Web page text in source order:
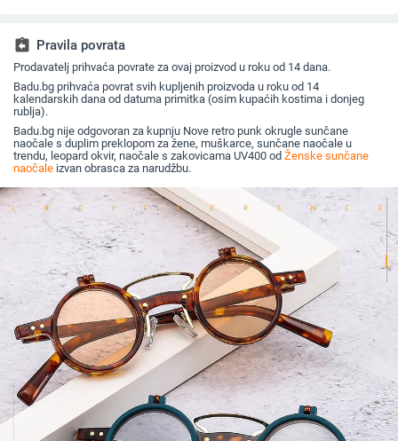
hip hop sunčane
naočale u uličnom
stilu
jedinstvene sunčane
naočale
assignment_return Pravila povrata
Prodavatelj prihvaća povrate za ovaj proizvod u roku od 14 dana.
Badu.bg prihvaća povrat svih kupljenih proizvoda u roku od 14
kalendarskih dana od datuma primitka (osim kupaćih kostima i donjeg
rublja).
Badu.bg nije odgovoran za kupnju Nove retro punk okrugle sunčane
naočale s duplim preklopom za žene, muškarce, sunčane naočale u
trendu, leopard okvir, naočale s zakovicama UV400 od Ženske sunčane
naočale izvan obrasca za narudžbu.